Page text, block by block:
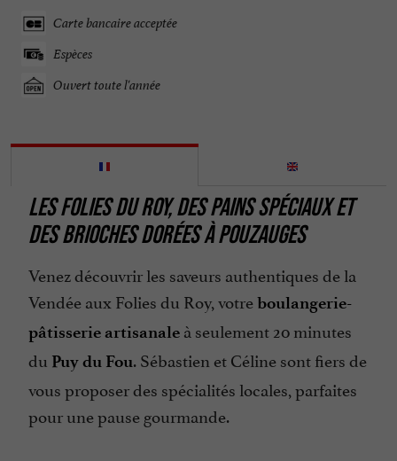
Carte bancaire acceptée
Espèces
Ouvert toute l'année
LES FOLIES DU ROY, DES PAINS SPÉCIAUX ET
DES BRIOCHES DORÉES À POUZAUGES
Venez découvrir les saveurs authentiques de la
Vendée aux Folies du Roy, votreboulangerie-
pâtisserie artisanale à seulement 20 minutes
du Puy du Fou. Sébastien et Céline sont fiers de
vous proposer des spécialités locales, parfaites
pour une pause gourmande.